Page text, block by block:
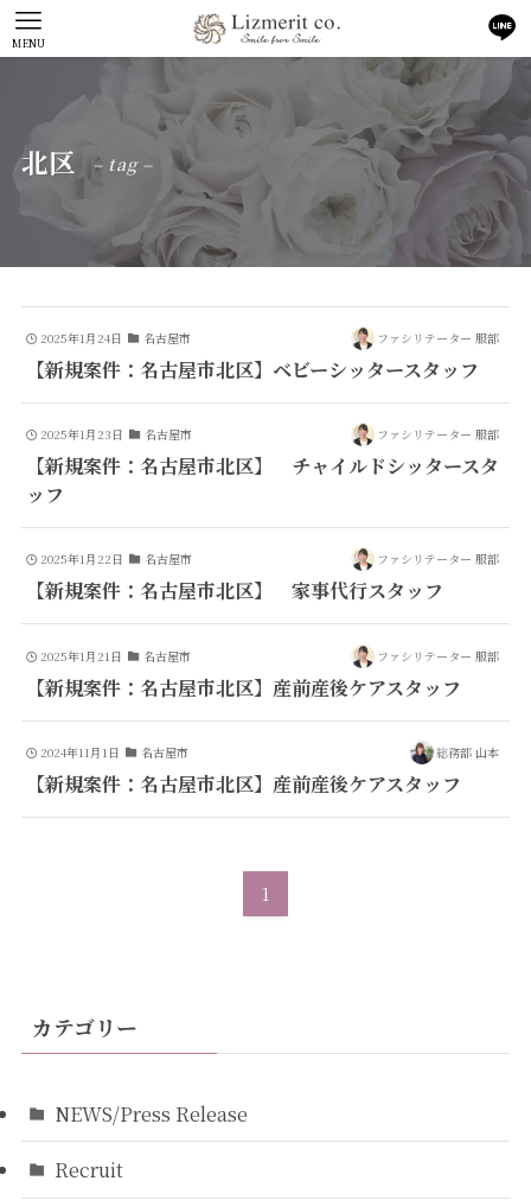
MENU
北区 – tag –
2025年1月24日 名古屋市 ファシリテーター 服部
【新規案件：名古屋市北区】ベビーシッタースタッフ
2025年1月23日 名古屋市 ファシリテーター 服部
【新規案件：名古屋市北区】 チャイルドシッタースタ
ッフ
2025年1月22日 名古屋市 ファシリテーター 服部
【新規案件：名古屋市北区】 家事代行スタッフ
2025年1月21日 名古屋市 ファシリテーター 服部
【新規案件：名古屋市北区】産前産後ケアスタッフ
2024年11月1日 名古屋市 総務部 山本
【新規案件：名古屋市北区】産前産後ケアスタッフ
1
カテゴリー
NEWS/Press Release
Recruit